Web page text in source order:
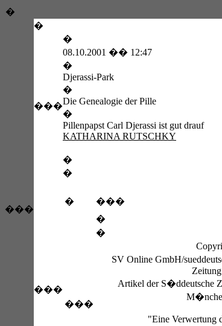
�
���
�
���
�
08.10.2001 �� 12:47
�
Djerassi-Park
�
Die Genealogie der Pille
�
Pillenpapst Carl Djerassi ist gut drauf
KATHARINA RUTSCHKY
�
�
���
� ���
���
�
�
SV Online GmbH/
Artikel der S�ddeutsche
"Eine Verwertung